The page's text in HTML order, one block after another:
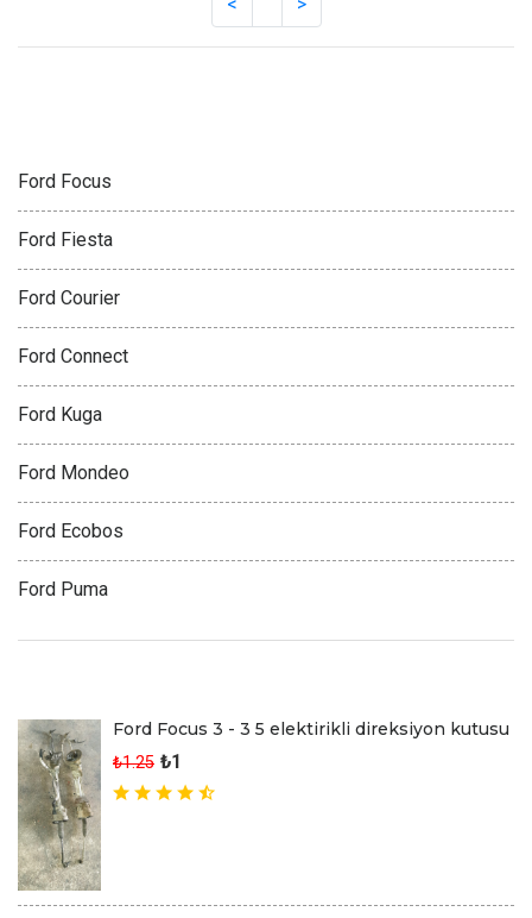
Ford Focus
Ford Fiesta
Ford Courier
Ford Connect
Ford Kuga
Ford Mondeo
Ford Ecobos
Ford Puma
Ford Focus 3 - 3 5 elektirikli direksiyon kutusu
₺1.25 ₺1